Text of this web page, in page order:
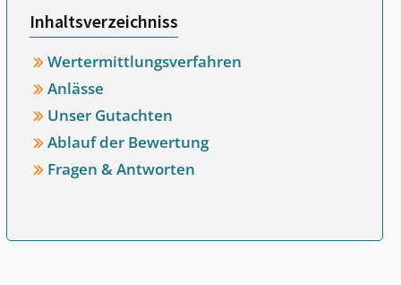
Inhaltsverzeichniss
Wertermittlungsverfahren
Anlässe
Unser Gutachten
Ablauf der Bewertung
Fragen & Antworten